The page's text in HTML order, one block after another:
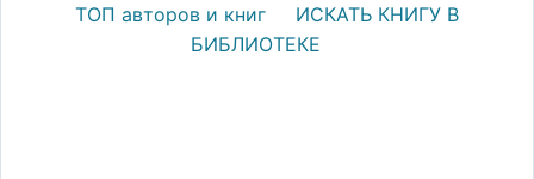
ТОП авторов и книг
ИСКАТЬ КНИГУ В
БИБЛИОТЕКЕ